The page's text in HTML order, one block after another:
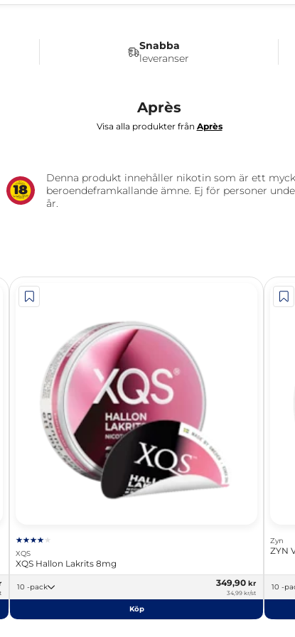
Après
Visa alla produkter från Après
Snabba
leveranser
Denna produkt innehåller nikotin som är ett
beroendeframkallande ämne. Ej för personer
år.
XQS
XQS Hallon Lakrits 8mg
10 -pack 349,90 kr
34,99 kr/st
Köp
Zyn
ZYN
10 -